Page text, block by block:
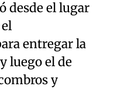
desde el lugar
entregar la
luego el de
y